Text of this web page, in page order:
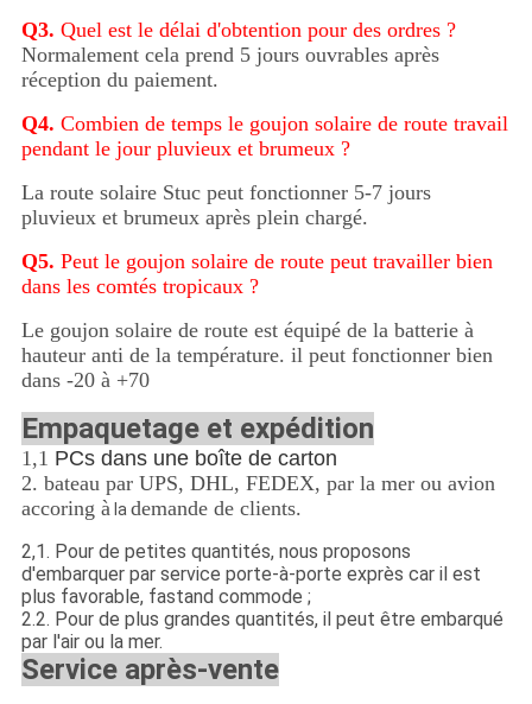
Q3. Quel est le délai d'obtention pour des ordres ?
Normalement cela prend 5 jours ouvrables après
réception du paiement.
Q4. Combien de temps le goujon solaire de route travail
pendant le jour pluvieux et brumeux ?
La route solaire Stuc peut fonctionner 5-7 jours
pluvieux et brumeux après plein chargé.
Q5. Peut le goujon solaire de route peut travailler bien
dans les comtés tropicaux ?
Le goujon solaire de route est équipé de la batterie à
hauteur anti de la température. il peut fonctionner bien
dans -20 à +70
Empaquetage et expédition
1,1 PCs dans une boîte de carton
2. bateau par UPS, DHL, FEDEX, par la mer ou avion
accoring à la demande de clients.
2,1. Pour de petites quantités, nous proposons
d'embarquer par service porte-à-porte exprès car il est
plus favorable, fastand commode ;
2.2. Pour de plus grandes quantités, il peut être embarqué
par l'air ou la mer.
Service après-vente